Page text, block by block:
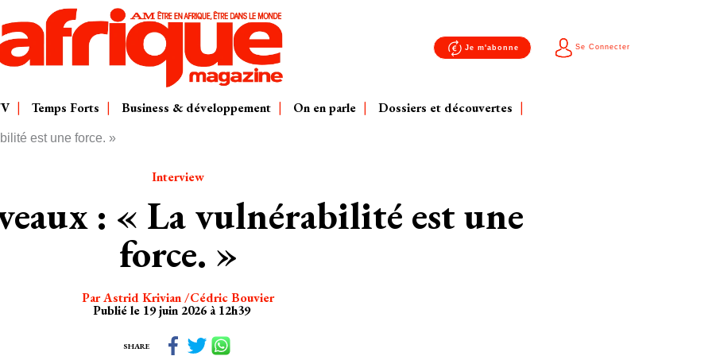
Je m'abonne Se Connecter
Temps Forts Business & développement On en parle Dossiers et découvertes
est une force. »
Interview
: « La vulnérabilité est une
force. »
ParAstrid Krivian Cédric Bouvier
Publié le 19 juin 2026 à 12h39
SHARE